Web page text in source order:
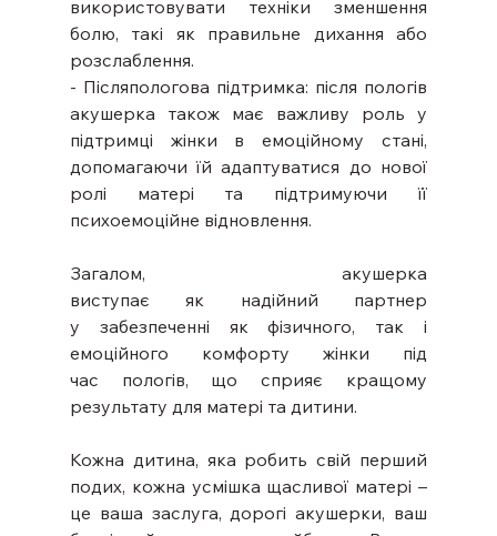
використовувати техніки зменшення
болю, такі як правильне дихання або
розслаблення.
- Післяпологова підтримка: після пологів
акушерка також має важливу роль у
підтримці жінки в емоційному стані,
допомагаючи їй адаптуватися до нової
ролі матері та підтримуючи її
психоемоційне відновлення.
Загалом, акушерка
виступає як надійний партнер
у забезпеченні як фізичного, так і
емоційного комфорту жінки під
час пологів, що сприяє кращому
результату для матері та дитини.
Кожна дитина, яка робить свій перший
подих, кожна усмішка щасливої матері –
це ваша заслуга, дорогі акушерки, ваш